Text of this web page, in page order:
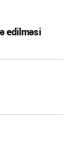
edilməsi